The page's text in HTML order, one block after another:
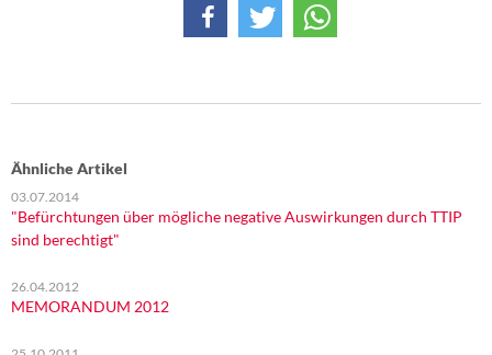
Ähnliche Artikel
03.07.2014
"Befürchtungen über mögliche negative Auswirkungen durch TTIP
sind berechtigt"
26.04.2012
MEMORANDUM 2012